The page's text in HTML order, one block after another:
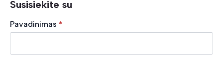
Susisiekite su
Pavadinimas *